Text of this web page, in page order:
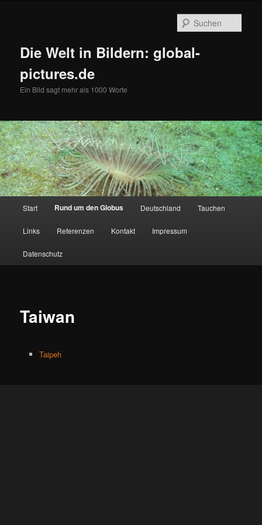
Die Welt in Bildern: global-
pictures.de
Ein Bild sagt mehr als 1000 Worte
Start Rund um den Globus Deutschland Tauchen
Links Referenzen Kontakt Impressum
Datenschutz
Taiwan
Taipeh